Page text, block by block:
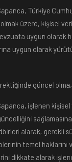
Türkiye
üzere, kişisel
uygun olarak
uygun olarak
güncel olma,
işlenen kişisel
alarak, gerekli
temel haklarını
dikkate alarak